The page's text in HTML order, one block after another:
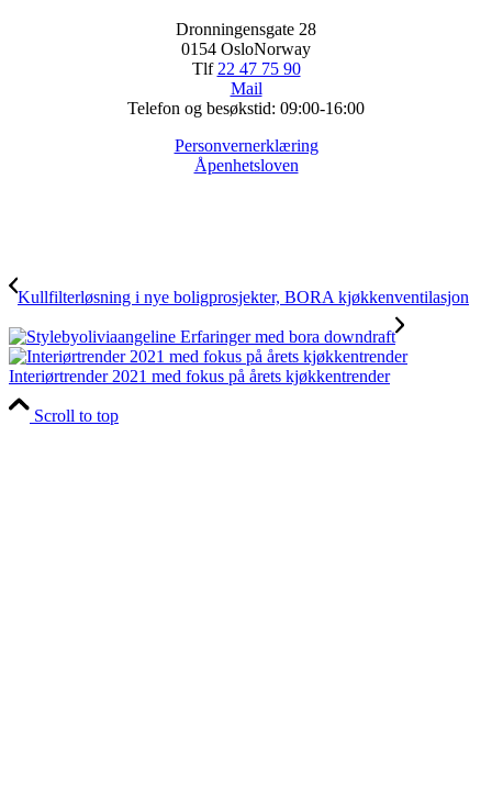
Dronningensgate 28
0154 OsloNorway
Tlf 22 47 75 90
Mail
Telefon og besøkstid: 09:00-16:00
Personvernerklæring
Åpenhetsloven
Kullfilterløsning i nye boligprosjekter, BORA kjøkkenventilasjon
Interiørtrender 2021 med fokus på årets kjøkkentrender
Scroll to top